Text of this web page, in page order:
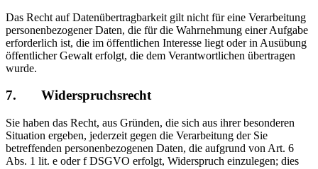
Das Recht auf Datenübertragbarkeit gilt nicht für eine Verarbeitung
personenbezogener Daten, die für die Wahrnehmung einer Aufgabe
erforderlich ist, die im öffentlichen Interesse liegt oder in Ausübung
öffentlicher Gewalt erfolgt, die dem Verantwortlichen übertragen
wurde.
7. Widerspruchsrecht
Sie haben das Recht, aus Gründen, die sich aus ihrer besonderen
Situation ergeben, jederzeit gegen die Verarbeitung der Sie
betreffenden personenbezogenen Daten, die aufgrund von Art. 6
Abs. 1 lit. e oder f DSGVO erfolgt, Widerspruch einzulegen; dies